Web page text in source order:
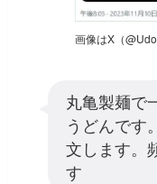
画像はX（
丸亀製麺で
うどんです
文します。
す